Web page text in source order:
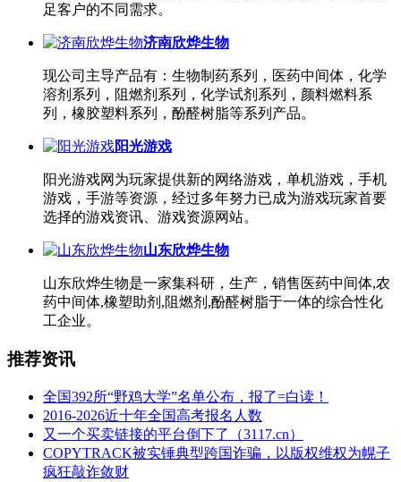
足客户的不同需求。
济南欣烨生物
现公司主导产品有：生物制药系列，医药中间体，化学
溶剂系列，阻燃剂系列，化学试剂系列，颜料燃料系
列，橡胶塑料系列，酚醛树脂等系列产品。
阳光游戏
阳光游戏网为玩家提供新的网络游戏，单机游戏，手机
游戏，手游等资源，经过多年努力已成为游戏玩家首要
选择的游戏资讯、游戏资源网站。
山东欣烨生物
山东欣烨生物是一家集科研，生产，销售医药中间体,农
药中间体,橡塑助剂,阻燃剂,酚醛树脂于一体的综合性化
工企业。
推荐资讯
全国392所“野鸡大学”名单公布，报了=白读！
2016-2026近十年全国高考报名人数
又一个买卖链接的平台倒下了（3117.cn）
COPYTRACK被实锤典型跨国诈骗，以版权维权为幌子
疯狂敲诈敛财